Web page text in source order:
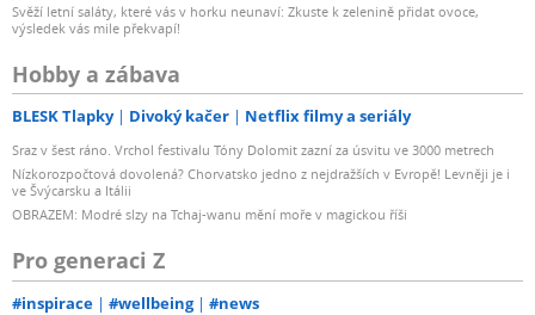
Svěží letní saláty, které vás v horku neunaví: Zkuste k zelenině přidat ovoce,
výsledek vás mile překvapí!
Hobby a zábava
BLESK Tlapky Divoký kačer Netflix filmy a seriály
Sraz v šest ráno. Vrchol festivalu Tóny Dolomit zazní za úsvitu ve 3000 metrech
Nízkorozpočtová dovolená? Chorvatsko jedno z nejdražších v Evropě! Levněji je i
ve Švýcarsku a Itálii
OBRAZEM: Modré slzy na Tchaj-wanu mění moře v magickou říši
Pro generaci Z
#inspirace #wellbeing #news